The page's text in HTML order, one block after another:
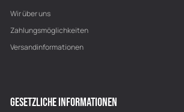
Wir über uns
Zahlungsmöglichkeiten
Versandinformationen
GESETZLICHE INFORMATIONEN